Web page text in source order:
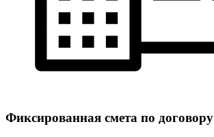
Фиксированная смета по договору